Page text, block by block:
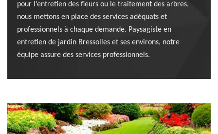
pour l’entretien des fleurs ou le traitement des arbres,
nous mettons en place des services adéquats et
professionnels à chaque demande. Paysagiste en
entretien de jardin Bressolles et ses environs, notre
équipe assure des services professionnels.